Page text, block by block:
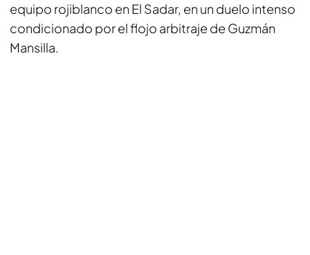
equipo rojiblanco en El Sadar, en un duelo intenso
condicionado por el flojo arbitraje de Guzmán
Mansilla.